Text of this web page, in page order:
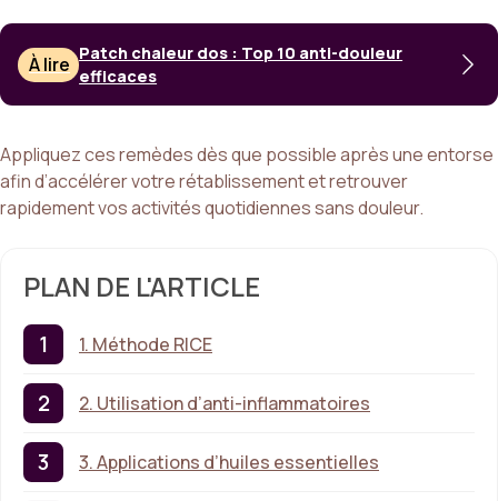
À lire Patch chaleur dos : Top 10 anti-douleur
efficaces
Appliquez ces remèdes dès que possible après une entorse
afin d’accélérer votre rétablissement et retrouver
rapidement vos activités quotidiennes sans douleur.
PLAN DE L'ARTICLE
1. Méthode RICE
2. Utilisation d’anti-inflammatoires
3. Applications d’huiles essentielles